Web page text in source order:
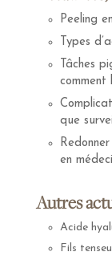
Peeling
Types
Tâches
comment
que
en
Autres
Acide
Fils